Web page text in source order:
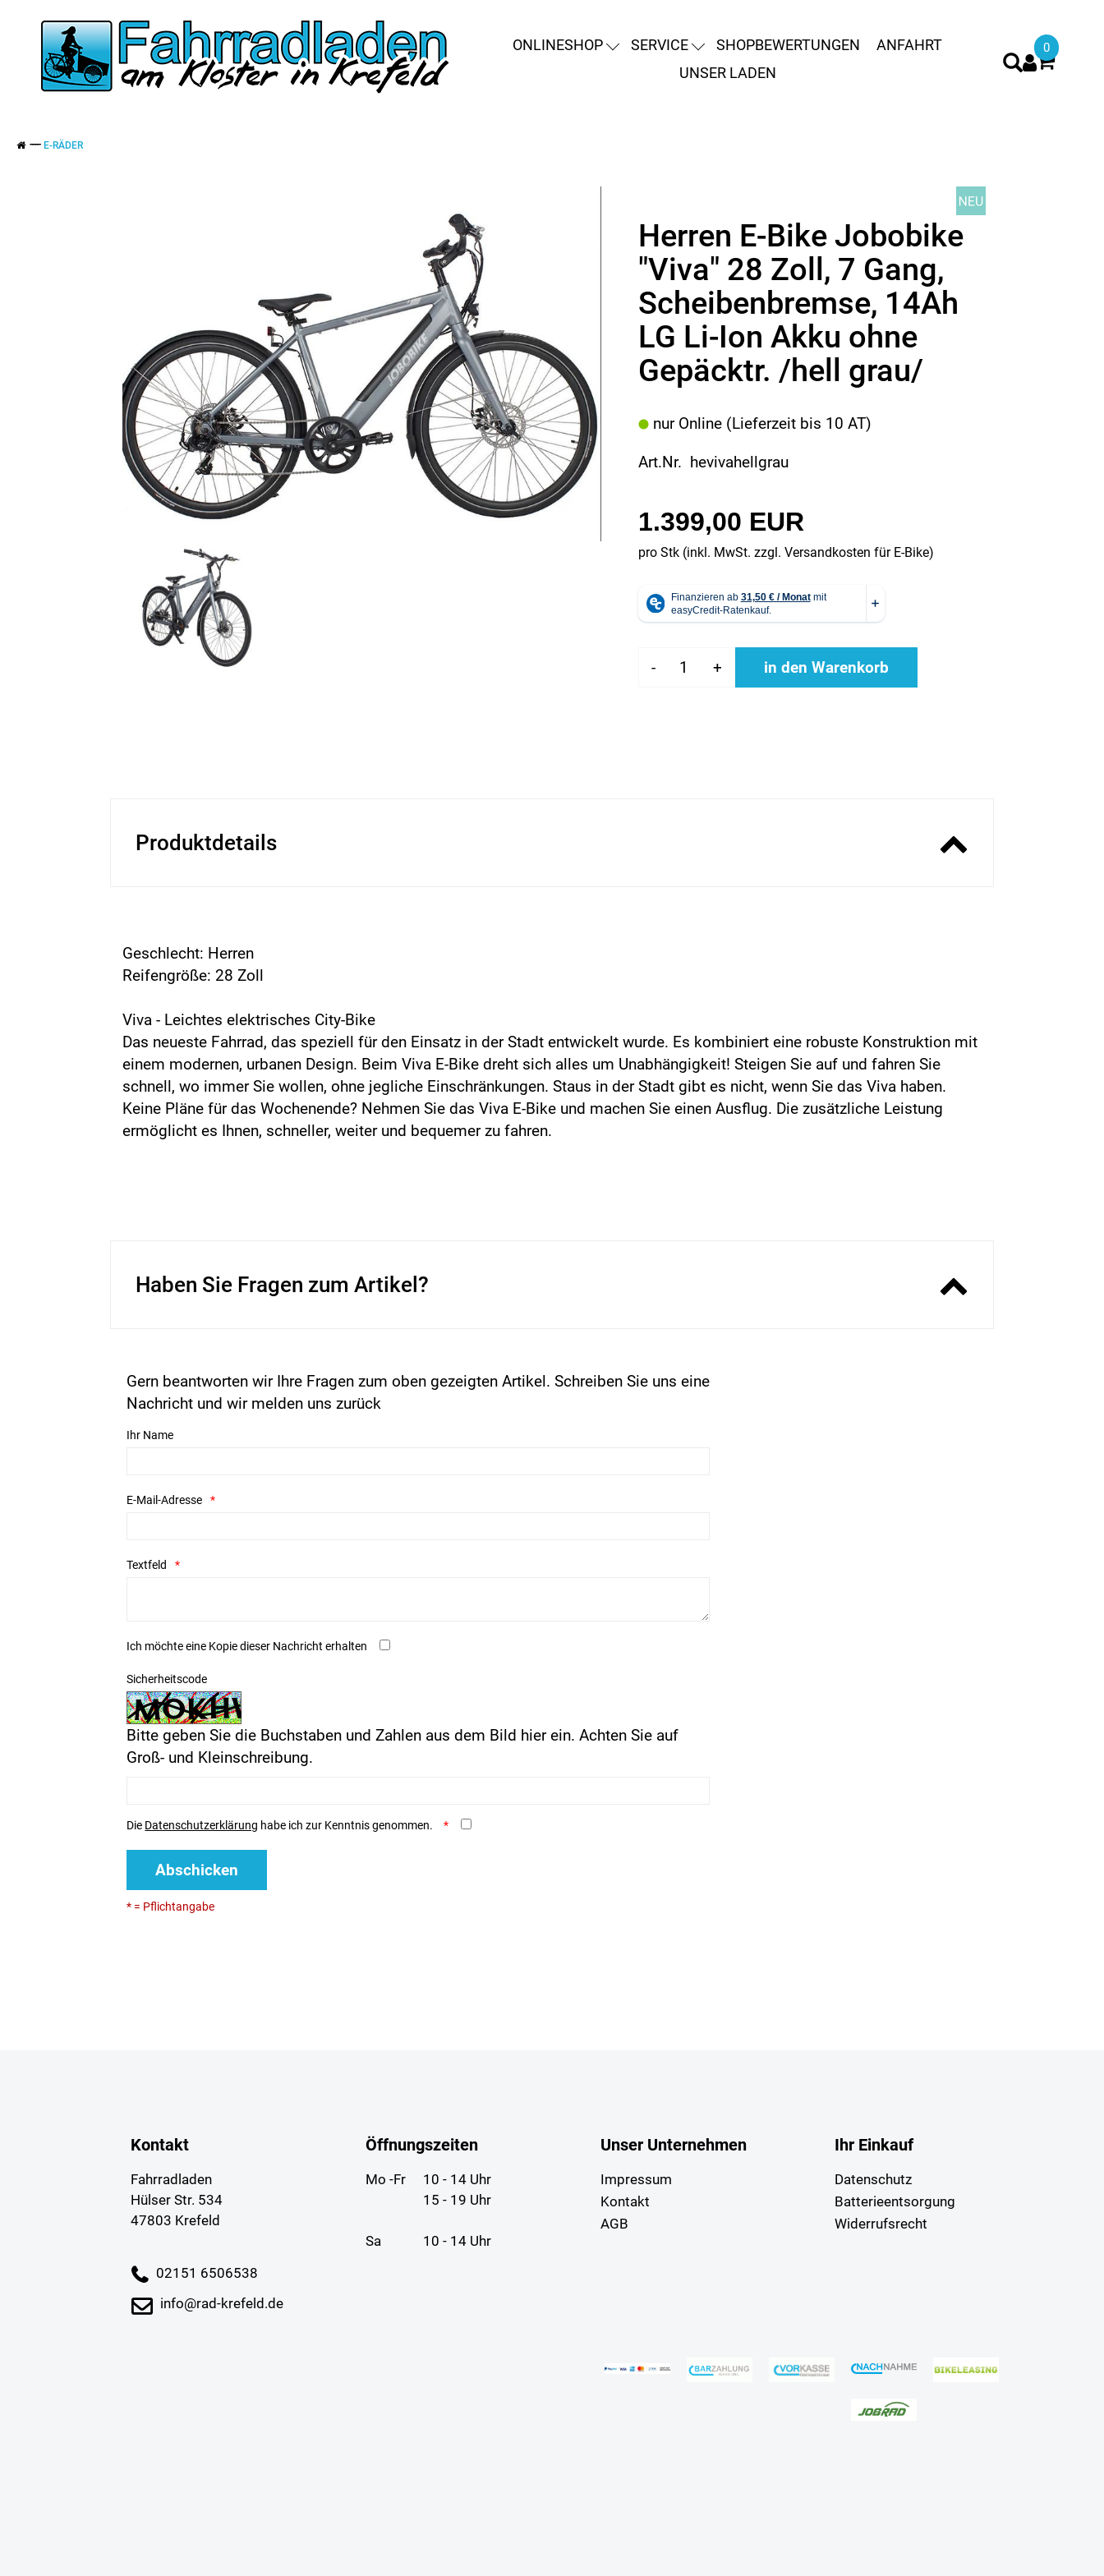
ONLINESHOP SERVICE SHOPBEWERTUNGEN
ANFAHRT
UNSER LADEN
0
E-RÄDER
Herren E-Bike Jobobike
"Viva" 28 Zoll, 7 Gang,
Scheibenbremse, 14Ah
LG Li-Ion Akku ohne
Gepäcktr. /hell grau/
nur Online (Lieferzeit bis 10 AT)
Art.Nr. hevivahellgrau
1.399,00 EUR
pro Stk (inkl. MwSt. zzgl. Versandkosten für E-Bike)
- + in den Warenkorb
Produktdetails
Geschlecht: Herren
Reifengröße: 28 Zoll
Viva - Leichtes elektrisches City-Bike
Das neueste Fahrrad, das speziell für den Einsatz in der Stadt entwickelt wurde. Es kombiniert eine robuste Konstruktion mit
einem modernen, urbanen Design. Beim Viva E-Bike dreht sich alles um Unabhängigkeit! Steigen Sie auf und fahren Sie
schnell, wo immer Sie wollen, ohne jegliche Einschränkungen. Staus in der Stadt gibt es nicht, wenn Sie das Viva haben.
Keine Pläne für das Wochenende? Nehmen Sie das Viva E-Bike und machen Sie einen Ausflug. Die zusätzliche Leistung
ermöglicht es Ihnen, schneller, weiter und bequemer zu fahren.
Haben Sie Fragen zum Artikel?
Gern beantworten wir Ihre Fragen zum oben gezeigten Artikel. Schreiben Sie uns eine
Nachricht und wir melden uns zurück
Ihr Name
E-Mail-Adresse
Textfeld
Ich möchte eine Kopie dieser Nachricht erhalten
Sicherheitscode
Bitte geben Sie die Buchstaben und Zahlen aus dem Bild hier ein. Achten Sie auf
Groß- und Kleinschreibung.
Die Datenschutzerklärung habe ich zur Kenntnis genommen.
Abschicken
* = Pflichtangabe
Kontakt
Fahrradladen
Hülser Str. 534
47803 Krefeld
02151 6506538
info@rad-krefeld.de
Öffnungszeiten
Mo -Fr
10 - 14 Uhr
15 - 19 Uhr
Sa 10 - 14 Uhr
Unser Unternehmen
Impressum
Kontakt
AGB
Ihr Einkauf
Datenschutz
Batterieentsorgung
Widerrufsrecht